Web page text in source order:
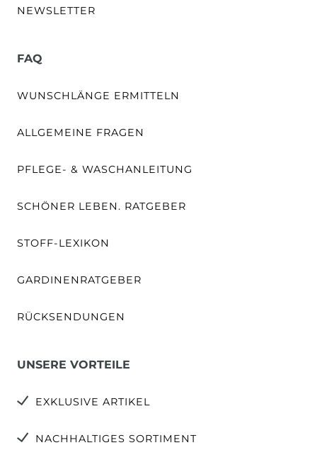
NEWSLETTER
FAQ
WUNSCHLÄNGE ERMITTELN
ALLGEMEINE FRAGEN
PFLEGE- & WASCHANLEITUNG
SCHÖNER LEBEN. RATGEBER
STOFF-LEXIKON
GARDINENRATGEBER
RÜCKSENDUNGEN
UNSERE VORTEILE
EXKLUSIVE ARTIKEL
NACHHALTIGES SORTIMENT